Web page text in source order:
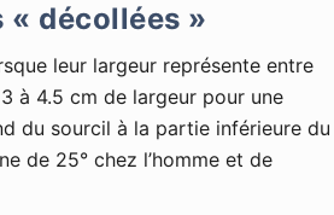
« décollées »
leur largeur représente entre
à 4.5 cm de largeur pour une
du sourcil à la partie inférieure du
de 25° chez l’homme et de